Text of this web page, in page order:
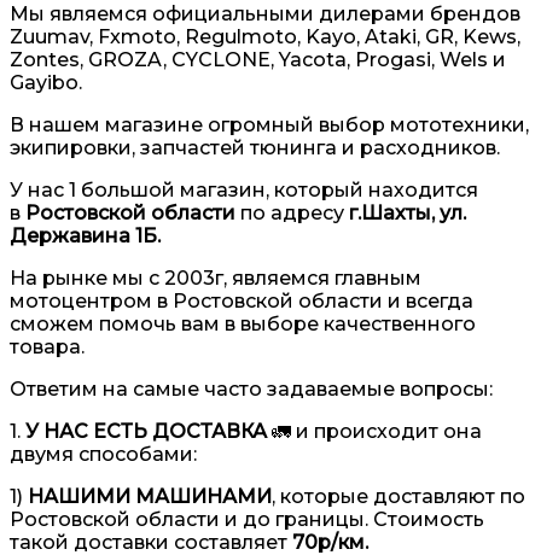
Мы являемся официальными дилерами брендов
Zuumav, Fxmoto, Regulmoto, Kayo, Ataki, GR, Kews,
Zontes, GROZA, CYCLONE, Yacota, Progasi, Wels и
Gayibo.
В нашем магазине огромный выбор мототехники,
экипировки, запчастей тюнинга и расходников.
У нас 1 большой магазин, который находится
в Ростовской области по адресу г.Шахты, ул.
Державина 1Б.
На рынке мы с 2003г, являемся главным
мотоцентром в Ростовской области и всегда
сможем помочь вам в выборе качественного
товара.
Ответим на самые часто задаваемые вопросы:
1. У НАС ЕСТЬ ДОСТАВКА🚛 и происходит она
двумя способами:
1) НАШИМИ МАШИНАМИ, которые доставляют по
Ростовской области и до границы. Стоимость
такой доставки составляет 70р/км.